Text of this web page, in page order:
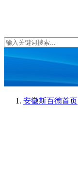
安徽斯百德首页